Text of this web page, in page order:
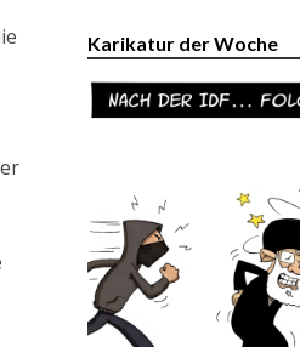
Karikatur der Woche